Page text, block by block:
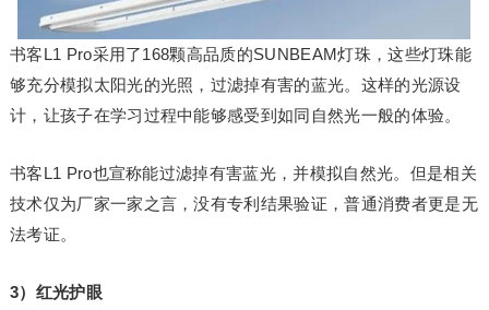
书客L1 Pro采用了168颗高品质的SUNBEAM灯珠，这些灯珠能
够充分模拟太阳光的光照，过滤掉有害的蓝光。这样的光源设
计，让孩子在学习过程中能够感受到如同自然光一般的体验。
书客L1 Pro也宣称能过滤掉有害蓝光，并模拟自然光。但是相关
技术仅为厂家一家之言，没有专利结果验证，普通消费者更是无
法考证。
3）红光护眼